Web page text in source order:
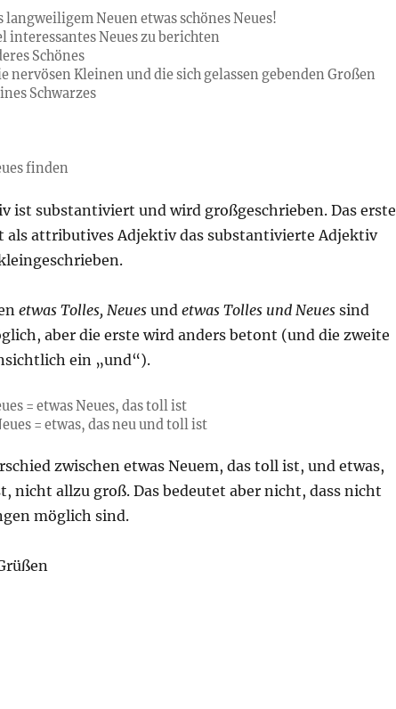
langweiligem Neuen etwas schönes Neues!
interessantes Neues zu berichten
Schönes
nervösen Kleinen und die sich gelassen gebenden Großen
Schwarzes
finden
ist substantiviert und wird großgeschrieben. Das erste
als attributives Adjektiv das substantivierte Adjektiv
etwas Tolles, Neuesund etwas Tolles und Neuessind
aber die erste wird anders betont (und die zweite
ein „und“).
= etwas Neues, das toll ist
eues = etwas, das neu und toll ist
zwischen etwas Neuem, das toll ist, und etwas,
nicht allzu groß. Das bedeutet aber nicht, dass nicht
möglich sind.